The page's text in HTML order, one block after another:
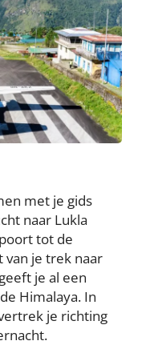
met je gids
naar Lukla
tot de
van je trek naar
je al een
Himalaya. In
je richting